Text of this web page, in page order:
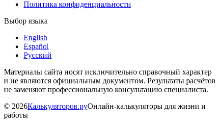
Политика конфиденциальности
Выбор языка
English
Español
Русский
Материалы сайта носят исключительно справочный характер
и не являются официальным документом. Результаты расчётов
не заменяют профессиональную консультацию специалиста.
© 2026Калькуляторов.руОнлайн-калькуляторы для жизни и
работы